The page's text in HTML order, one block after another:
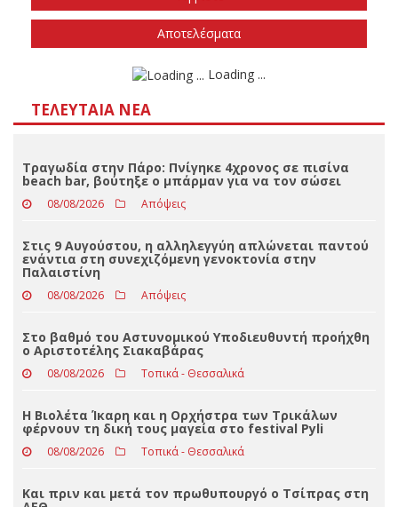
Την άνοιξη του 2027
Δεν ξέρω/δεν απαντώ
ΤΕΛΕΥΤΑΊΑ ΝΈΑ
Τραγωδία στην Πάρο: Πνίγηκε 4χρονος σε πισίνα
beach bar, βούτηξε ο μπάρμαν για να τον σώσει
08/08/2026
ενάντια στη συνεχιζόμενη γενοκτονία στην
Παλαιστίνη
08/08/2026 Απόψεις
Στο βαθμό του Αστυνομικού Υποδιευθυντή προήχθη
ο Αριστοτέλης Σιακαβάρας
08/08/2026 Τοπικά - Θεσσαλικά
Η Βιολέτα Ίκαρη και η Ορχήστρα των Τρικάλων